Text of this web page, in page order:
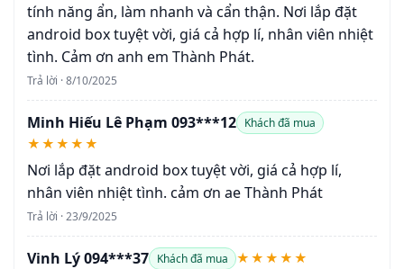
tính năng ẩn, làm nhanh và cẩn thận. Nơi lắp đặt
android box tuyệt vời, giá cả hợp lí, nhân viên nhiệt
tình. Cảm ơn anh em Thành Phát.
Trả lời · 8/10/2025
Minh Hiếu Lê Phạm 093***12 Khách đã mua
★★★★★
Nơi lắp đặt android box tuyệt vời, giá cả hợp lí,
nhân viên nhiệt tình. cảm ơn ae Thành Phát
Trả lời · 23/9/2025
Vinh Lý 094***37 Khách đã mua ★★★★★